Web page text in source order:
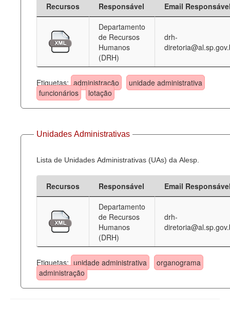
Recursos Responsável
Email
Departamento
de Recursos
Humanos
(DRH)
drh-
Etiquetas: administração
unidade administrativa
funcionários
lotação
Unidades Administrativas
Lista de Unidades Administrativas (UAs) da Alesp.
Recursos Responsável
Email
Departamento
de Recursos
Humanos
(DRH)
drh-
Etiquetas: unidade administrativa
organograma
administração